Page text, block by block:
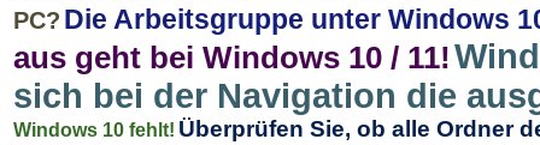
PC? Die Arbeitsgruppe unter Windows
aus geht bei Windows 10 / 11!
sich bei der Navigation die
Windows 10 fehlt! Überprüfen Sie, ob alle Ordner